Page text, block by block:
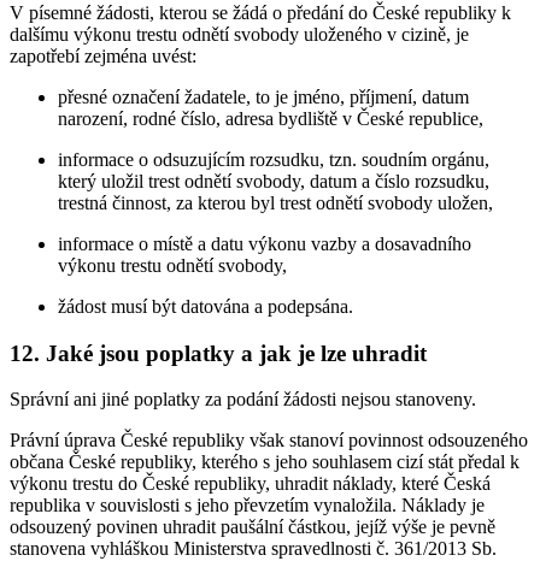
V písemné žádosti, kterou se žádá o předání do České republiky k
dalšímu výkonu trestu odnětí svobody uloženého v cizině, je
zapotřebí zejména uvést:
přesné označení žadatele, to je jméno, příjmení, datum
narození, rodné číslo, adresa bydliště v České republice,
informace o odsuzujícím rozsudku, tzn. soudním orgánu,
který uložil trest odnětí svobody, datum a číslo rozsudku,
trestná činnost, za kterou byl trest odnětí svobody uložen,
informace o místě a datu výkonu vazby a dosavadního
výkonu trestu odnětí svobody,
žádost musí být datována a podepsána.
12. Jaké jsou poplatky a jak je lze uhradit
Správní ani jiné poplatky za podání žádosti nejsou stanoveny.
Právní úprava České republiky však stanoví povinnost odsouzeného
občana České republiky, kterého s jeho souhlasem cizí stát předal k
výkonu trestu do České republiky, uhradit náklady, které Česká
republika v souvislosti s jeho převzetím vynaložila. Náklady je
odsouzený povinen uhradit paušální částkou, jejíž výše je pevně
stanovena vyhláškou Ministerstva spravedlnosti č. 361/2013 Sb.